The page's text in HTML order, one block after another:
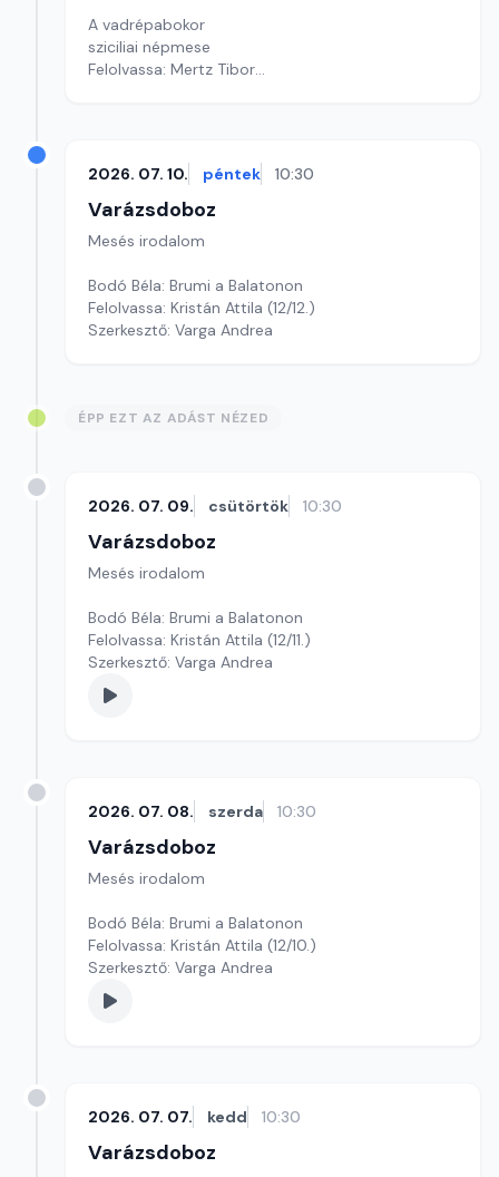
A vadrépabokor
sziciliai népmese
Felolvassa: Mertz Tibor
2026. 07. 10. péntek 10:30
Varázsdoboz
Mesés irodalom
Bodó Béla: Brumi a Balatonon
Felolvassa: Kristán Attila (12/12.)
Szerkesztő: Varga Andrea
ÉPP EZT AZ ADÁST NÉZED
2026. 07. 09. csütörtök 10:30
Varázsdoboz
Mesés irodalom
Bodó Béla: Brumi a Balatonon
Felolvassa: Kristán Attila (12/11.)
Szerkesztő: Varga Andrea
2026. 07. 08. szerda 10:30
Varázsdoboz
Mesés irodalom
Bodó Béla: Brumi a Balatonon
Felolvassa: Kristán Attila (12/10.)
Szerkesztő: Varga Andrea
2026. 07. 07. kedd 10:30
Varázsdoboz